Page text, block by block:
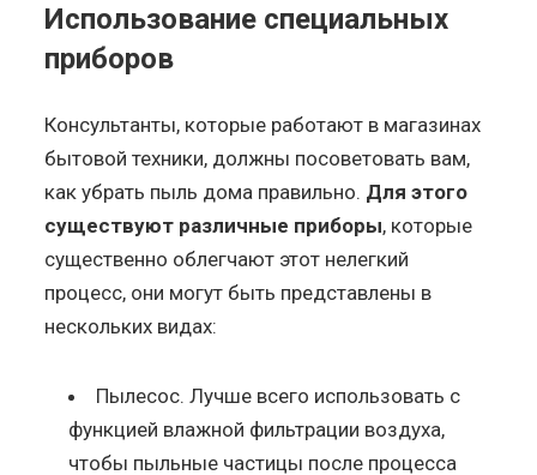
Использование специальных
приборов
Консультанты, которые работают в магазинах
бытовой техники, должны посоветовать вам,
как убрать пыль дома правильно. Для этого
существуют различные приборы, которые
существенно облегчают этот нелегкий
процесс, они могут быть представлены в
нескольких видах:
Пылесос. Лучше всего использовать с
функцией влажной фильтрации воздуха,
чтобы пыльные частицы после процесса